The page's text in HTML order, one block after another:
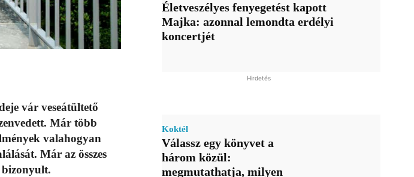
vár veseátültető
Már több
valahogyan
Már az összes
bizonyult.
Életveszélyes fenyegetést kapott
Majka: azonnal lemondta erdélyi
koncertjét
Hirdetés
Koktél
Válassz egy könyvet a
három közül:
megmutathatja, milyen